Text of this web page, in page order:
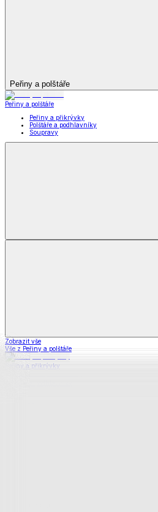
Peřiny a polštáře
Peřiny a polštáře
Peřiny a přikrývky
Polštáře a podhlavníky
Soupravy
Zobrazit vše
Vše z Peřiny a polštáře
Peřiny a přikrývky